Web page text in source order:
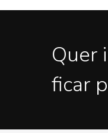
Quer
ficar